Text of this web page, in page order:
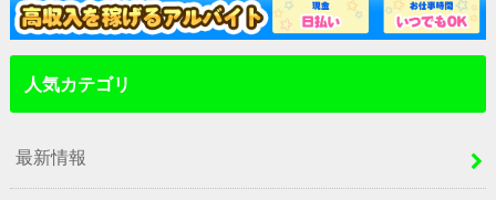
人気カテゴリ
最新情報